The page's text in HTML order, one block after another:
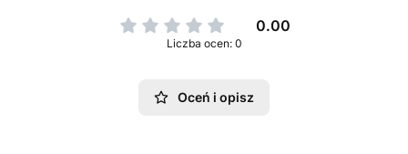
0.00
Liczba ocen: 0
Oceń i opisz